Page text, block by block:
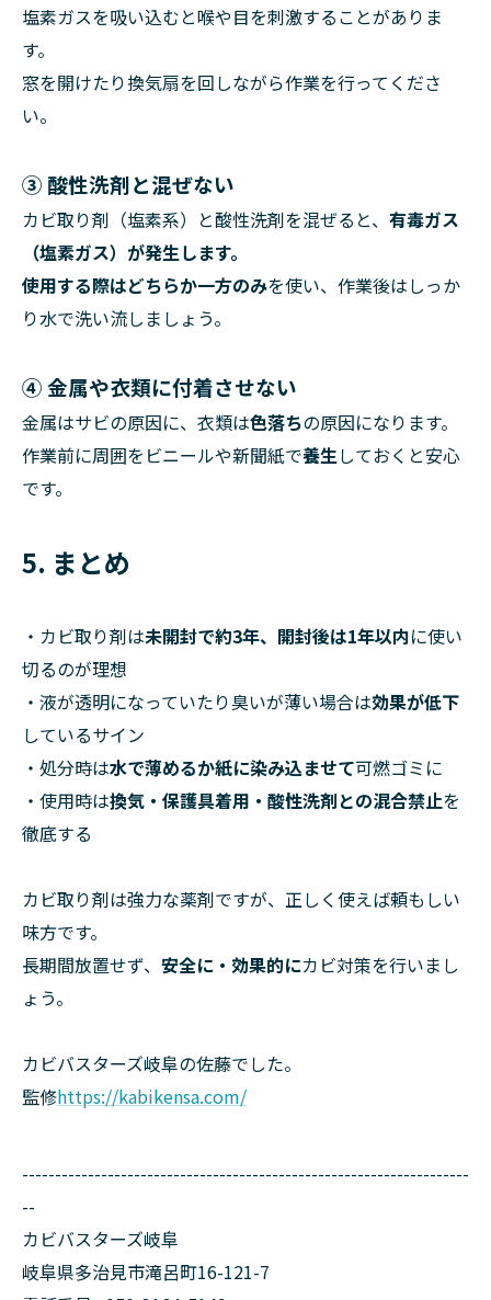
塩素ガスを吸い込むと喉や目を刺激することがありま
す。
窓を開けたり換気扇を回しながら作業を行ってくださ
い。
③ 酸性洗剤と混ぜない
カビ取り剤（塩素系）と酸性洗剤を混ぜると、 有毒ガス
（塩素ガス） が発生します。
使用する際はどちらか一方のみを使い、作業後はしっか
り水で洗い流しましょう。
④ 金属や衣類に付着させない
金属はサビの原因に、衣類は色落ちの原因になります。
作業前に周囲をビニールや新聞紙で養生しておくと安心
です。
5. まとめ
・カビ取り剤は未開封で約3年、開封後は1年以内に使い
切るのが理想
・液が透明になっていたり臭いが薄い場合は効果が低下
しているサイン
・処分時は水で薄めるか紙に染み込ませて可燃ゴミに
・使用時は換気・保護具着用・酸性洗剤との混合禁止を
徹底する
カビ取り剤は強力な薬剤ですが、正しく使えば頼もしい
味方です。
長期間放置せず、 安全に・効果的にカビ対策を行いまし
ょう。
カビバスターズ岐阜の佐藤でした。
監修https://kabikensa.com/
--------------------------------------------------------------------
--
カビバスターズ岐阜
岐阜県多治見市滝呂町16-121-7